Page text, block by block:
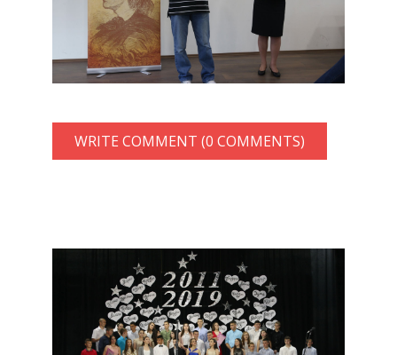
WRITE COMMENT (0 COMMENTS)